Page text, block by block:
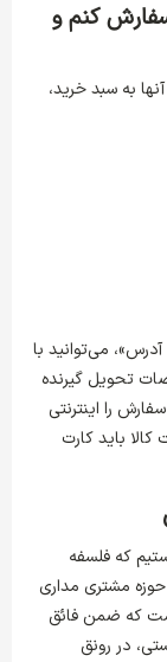
کنم و
به سبد خرید،
می‌توانید با
تحویل گیرنده
را اینترنتی
باید کارت
که فلسفه
مشتری مداری
که ضمن فائق
در رونق